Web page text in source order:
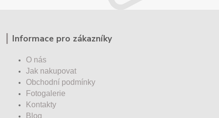
Informace pro zákazníky
O nás
Jak nakupovat
Obchodní podmínky
Fotogalerie
Kontakty
Blog